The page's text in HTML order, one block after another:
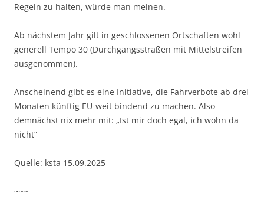
Regeln zu halten, würde man meinen.
Ab nächstem Jahr gilt in geschlossenen Ortschaften wohl
generell Tempo 30 (Durchgangsstraßen mit Mittelstreifen
ausgenommen).
Anscheinend gibt es eine Initiative, die Fahrverbote ab drei
Monaten künftig EU-weit bindend zu machen. Also
demnächst nix mehr mit: „Ist mir doch egal, ich wohn da
nicht“
Quelle: ksta 15.09.2025
~~~